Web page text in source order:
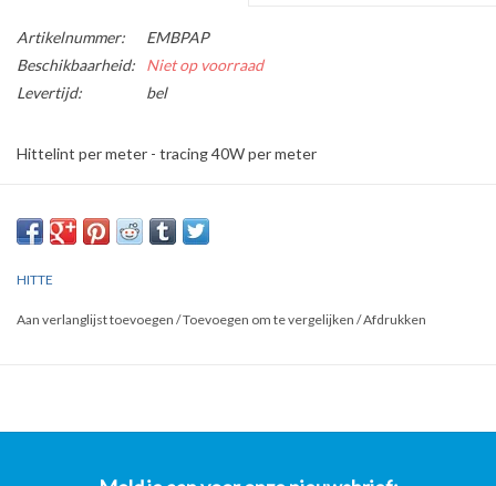
Artikelnummer:
EMBPAP
Beschikbaarheid:
Niet op voorraad
Levertijd:
bel
Hittelint per meter - tracing 40W per meter
van de vetleiding.
HITTE
Aan verlanglijst toevoegen /Toevoegen om te vergelijken /Afdrukken